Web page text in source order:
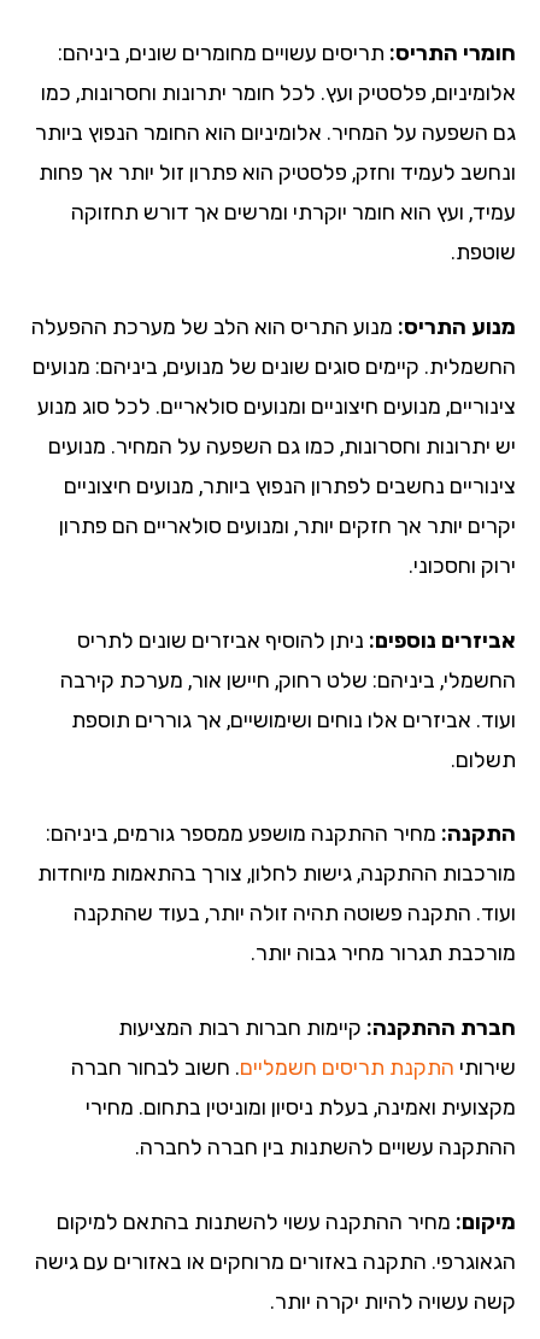
התריס:תריסים עשויים מחומרים שונים, ביניהם:
פלסטיק ועץ. לכל חומר יתרונות וחסרונות, כמו
השפעה על המחיר. אלומיניום הוא החומר הנפוץ ביותר
לעמיד וחזק, פלסטיק הוא פתרון זול יותר אך פחות
ועץ הוא חומר יוקרתי ומרשים אך דורש תחזוקה
התריס:מנוע התריס הוא הלב של מערכת ההפעלה
קיימים סוגים שונים של מנועים, ביניהם: מנועים
מנועים חיצוניים ומנועים סולאריים. לכל סוג מנוע
יתרונות וחסרונות, כמו גם השפעה על המחיר. מנועים
נחשבים לפתרון הנפוץ ביותר, מנועים חיצוניים
יותר אך חזקים יותר, ומנועים סולאריים הם פתרון
וחסכוני.
נוספים:ניתן להוסיף אביזרים שונים לתריס
ביניהם: שלט רחוק, חיישן אור, מערכת קירבה
אביזרים אלו נוחים ושימושיים, אך גוררים תוספת
מחיר ההתקנה מושפע ממספר גורמים, ביניהם:
ההתקנה, גישות לחלון, צורך בהתאמות מיוחדות
התקנה פשוטה תהיה זולה יותר, בעוד שהתקנה
תגרור מחיר גבוה יותר.
ההתקנה:קיימות חברות רבות המציעות
התקנת תריסים חשמליים. חשוב לבחור חברה
ואמינה, בעלת ניסיון ומוניטין בתחום. מחירי
עשויים להשתנות בין חברה לחברה.
מחיר ההתקנה עשוי להשתנות בהתאם למיקום
התקנה באזורים מרוחקים או באזורים עם גישה
עשויה להיות יקרה יותר.